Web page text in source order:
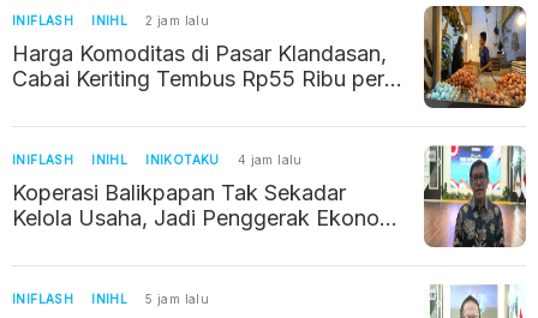
INIFLASH INIHL 2 jam lalu
Harga Komoditas di Pasar Klandasan,
Cabai Keriting Tembus Rp55 Ribu per
INIFLASH INIHL INIKOTAKU 4 jam lalu
Koperasi Balikpapan Tak Sekadar
Kelola Usaha, Jadi Penggerak Ekonomi
INIFLASH INIHL 5 jam lalu